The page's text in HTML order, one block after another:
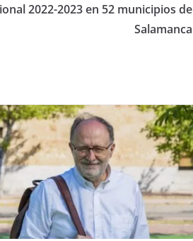
2022-2023 en 52 municipios de
Salamanca